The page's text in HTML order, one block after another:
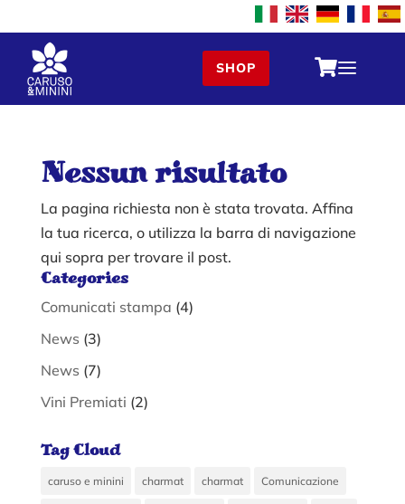
SHOP a

Nessun risultato
La pagina richiesta non è stata trovata. Affina
la tua ricerca, o utilizza la barra di navigazione
qui sopra per trovare il post.
Categories
Comunicati stampa (4)
News (3)
News (7)
Vini Premiati (2)
Tag Cloud
caruso e minini charmat charmat Comunicazione